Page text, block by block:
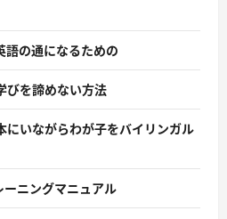
語の通になるための
びを諦めない方法
にいながらわが子をバイリンガル
ーニングマニュアル